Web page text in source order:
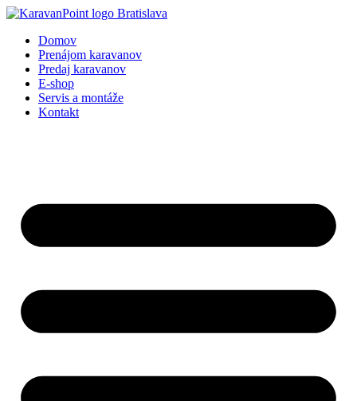
Preskočiť
obsah
Domov
Prenájom karavanov
Predaj karavanov
E-shop
Servis a montáže
Kontakt